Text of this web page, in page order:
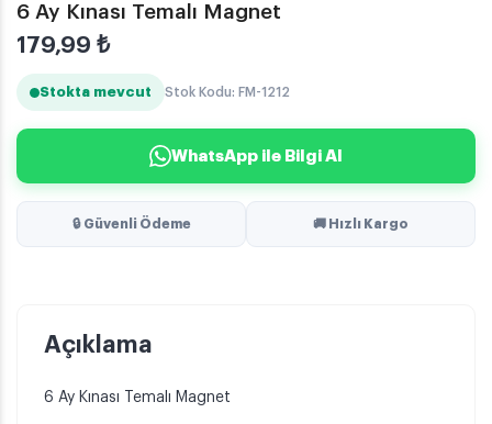
6 Ay Kınası Temalı Magnet
179,99 ₺
Stokta mevcut Stok Kodu: FM-1212
WhatsApp ile Bilgi Al
🔒 Güvenli Ödeme 🚚 Hızlı Kargo
Açıklama
6 Ay Kınası Temalı Magnet